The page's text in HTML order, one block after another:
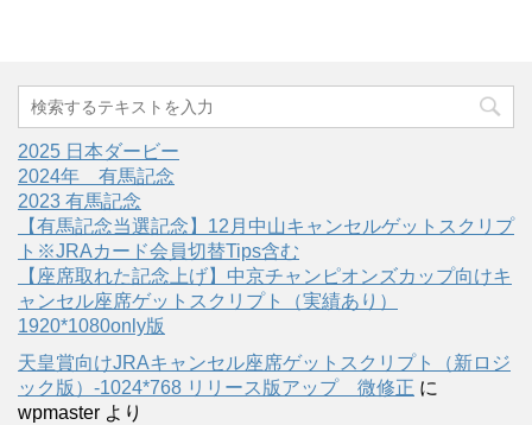
2025 日本ダービー
2024年 有馬記念
2023 有馬記念
【有馬記念当選記念】12月中山キャンセルゲットスクリプ
ト※JRAカード会員切替Tips含む
【座席取れた記念上げ】中京チャンピオンズカップ向けキ
ャンセル座席ゲットスクリプト（実績あり）
1920*1080only版
天皇賞向けJRAキャンセル座席ゲットスクリプト（新ロジ
ック版）-1024*768 リリース版アップ 微修正 に
wpmaster より